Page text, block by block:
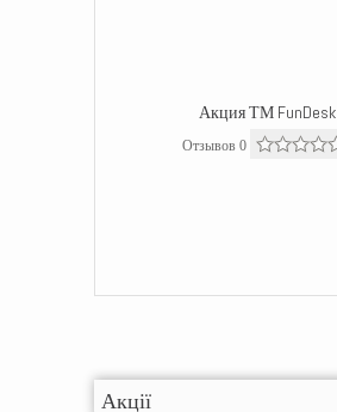
Акция ТМ FunDesk
Отзывов 0
Акції